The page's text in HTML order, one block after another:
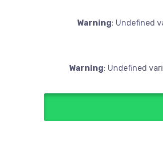
Warning: Undefined
Warning: Undefined